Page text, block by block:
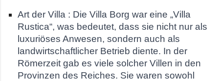
Art der Villa : Die Villa Borg war eine „Villa
Rustica“, was bedeutet, dass sie nicht nur als
luxuriöses Anwesen, sondern auch als
landwirtschaftlicher Betrieb diente. In der
Römerzeit gab es viele solcher Villen in den
Provinzen des Reiches. Sie waren sowohl